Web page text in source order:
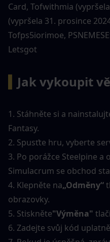
Card, Tofwithmia
(vypršela 31. prosince
Tofps5iorimoe,
Letsgot
Jak vykoupit
1. Stáhněte si a
Fantasy.
2. Spusťte hru, vyberte
3. Po porážce Steelpine a
Simulacrum se obchod
4. Klepněte na„Odměny“
obrazovky.
5. Stiskněte"Výměna"
6. Zadejte svůj kód